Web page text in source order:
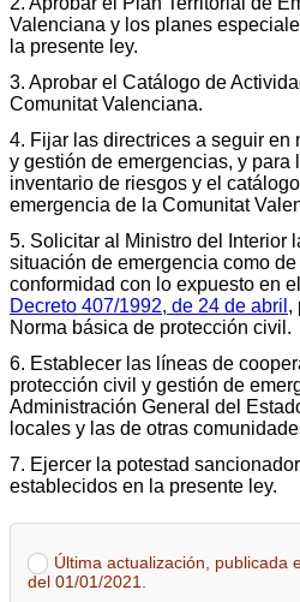
Valenciana y los planes
la presente ley.
3. Aprobar el Catálogo de
Comunitat Valenciana.
4. Fijar las directrices a seguir en
y gestión de emergencias, y para
inventario de riesgos y el
emergencia de la Comunitat
5. Solicitar al Ministro del Interior
situación de emergencia como
conformidad con lo expuesto en
Decreto 407/1992, de 24 de abril ,
Norma básica de protección civil.
6. Establecer las líneas de
protección civil y gestión de
Administración General del
locales y las de otras
7. Ejercer la potestad
establecidos en la presente ley.
Última actualización, publicada
del 01/01/2021.